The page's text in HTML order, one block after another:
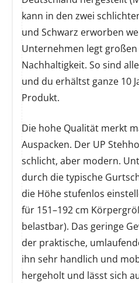
kann in den zwei
und Schwarz erworben
Unternehmen legt
Nachhaltigkeit. So sind
und du erhältst ganze 10
Produkt.
Die hohe Qualität merkt
Auspacken. Der UP
schlicht, aber modern.
durch die typische
die Höhe stufenlos
für 151–192 cm
belastbar). Das geringe
der praktische,
ihn sehr handlich und
hergeholt und lässt sich